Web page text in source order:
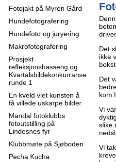
Fotojakt på Myren Gård
Hundefotografering
Hundefoto og juryering
Makrofotografering
Prosjekt
refleksjonsbasseng og
Kvartalsbildekonkurranse
runde 1
En kveld viet kunsten å
få villede uskarpe bilder
Mandal fotoklubbs
fotoutstilling på
Lindesnes fyr
Klubbmøte på Sjøboden
Pecha Kucha
Det
ikke
Det
kom
Vi
slike
Vi